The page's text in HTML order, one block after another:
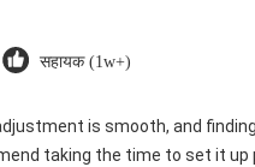
सहायक (1w+)
is smooth, and
taking the time to set it up